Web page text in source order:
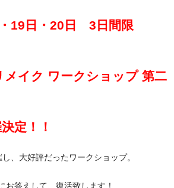
19日・20日 3日間限
メイク ワークショップ 第二
定！！
、大好評だったワークショップ。
お答えして、復活致します！